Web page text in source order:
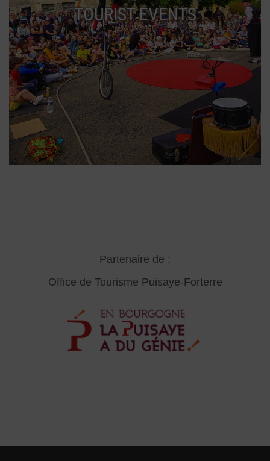
TOURIST EVENTS
Partenaire de :
Office de Tourisme Puisaye-Forterre